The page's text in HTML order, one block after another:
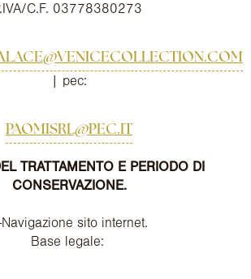
C.F. 03778380273
| pec:
PAOMISRL@PEC.IT
TRATTAMENTO E PERIODO DI
CONSERVAZIONE.
Navigazione sito internet.
Base legale: